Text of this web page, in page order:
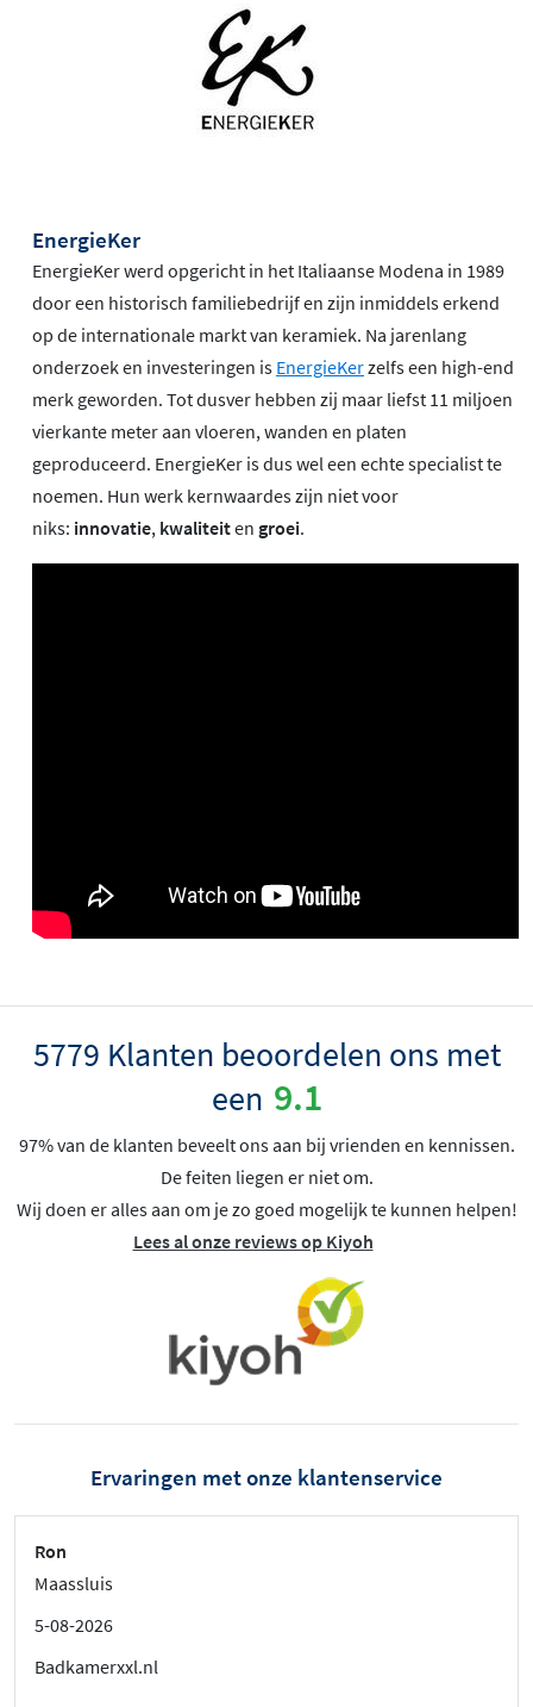
EnergieKer
EnergieKer werd opgericht in het Italiaanse Modena in 1989
door een historisch familiebedrijf en zijn inmiddels erkend
op de internationale markt van keramiek. Na jarenlang
onderzoek en investeringen is EnergieKerzelfs een high-end
merk geworden. Tot dusver hebben zij maar liefst 11 miljoen
vierkante meter aan vloeren, wanden en platen
geproduceerd. EnergieKer is dus wel een echte specialist te
noemen. Hun werk kernwaardes zijn niet voor
niks: innovatie, kwaliteiten groei.
5779 Klanten beoordelen ons met
een 9.1
97% van de klanten beveelt ons aan bij vrienden en kennissen.
De feiten liegen er niet om.
Wij doen er alles aan om je zo goed mogelijk te kunnen helpen!
Lees al onze reviews op Kiyoh
Ervaringen met onze klantenservice
Ron
Maassluis
5-08-2026
Badkamerxxl.nl